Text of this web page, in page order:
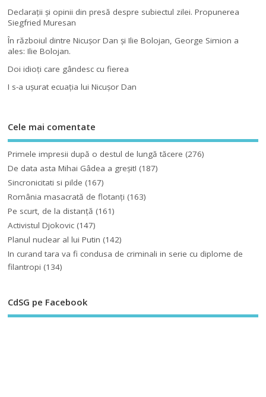
Declaraţii şi opinii din presă despre subiectul zilei. Propunerea
Siegfried Muresan
În războiul dintre Nicuşor Dan şi Ilie Bolojan, George Simion a
ales: Ilie Bolojan.
Doi idioţi care gândesc cu fierea
I s-a uşurat ecuaţia lui Nicuşor Dan
Cele mai comentate
Primele impresii după o destul de lungă tăcere (276)
De data asta Mihai Gâdea a greşit! (187)
Sincronicitati si pilde (167)
România masacrată de flotanţi (163)
Pe scurt, de la distanță (161)
Activistul Djokovic (147)
Planul nuclear al lui Putin (142)
In curand tara va fi condusa de criminali in serie cu diplome de
filantropi (134)
CdSG pe Facebook